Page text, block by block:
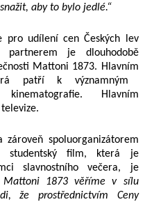
aby to bylo jedlé.“
pro udílení cen Českých lev
partnerem je dlouhodobě
Mattoni 1873. Hlavním
patří k významným
kinematografie. Hlavním
zároveň spoluorganizátorem
studentský film, která je
slavnostního večera, je
1873 věříme v sílu
že prostřednictvím Ceny